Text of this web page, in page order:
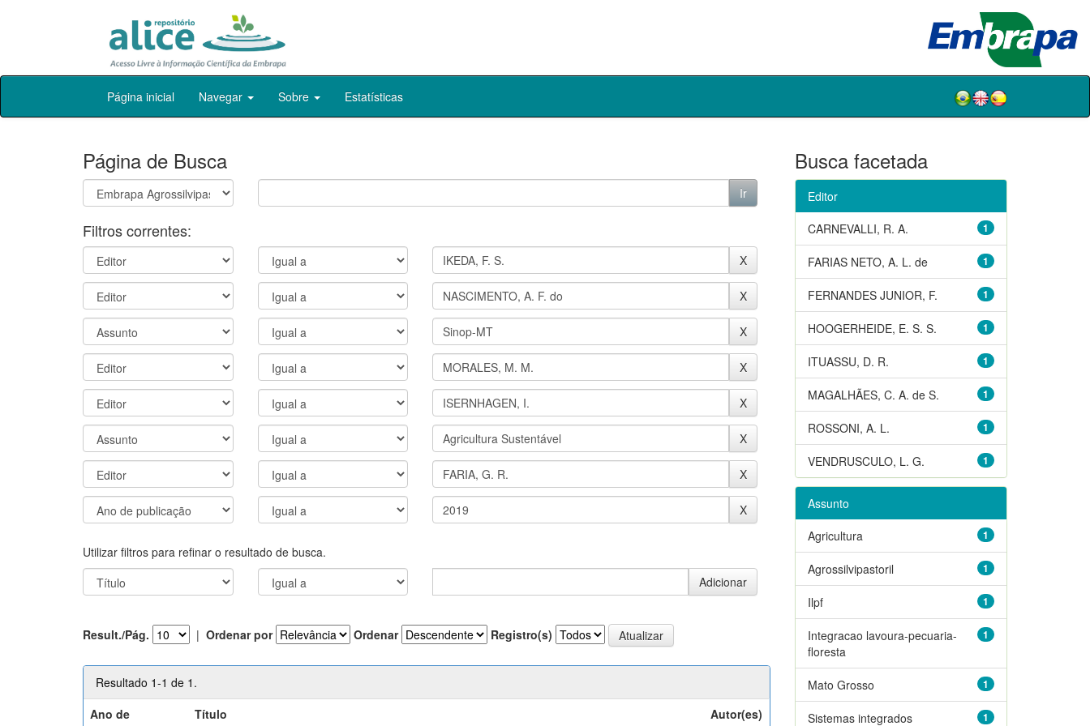
Skip
Página inicial Navegar Sobre Estatísticas
Página de Busca
Filtros correntes:
Utilizar filtros para refinar o resultado de busca.
Result./Pág. | Ordenar por Ordenar Registro(s)
Resultado 1-1 de 1.
Ano de
Título Autor(es)
Busca facetada
Editor
1
CARNEVALLI, R. A.
1
FARIAS NETO, A. L. de
1
FERNANDES JUNIOR, F.
1
HOOGERHEIDE, E. S. S.
1
ITUASSU, D. R.
1
MAGALHÃES, C. A. de S.
1
ROSSONI, A. L.
1
VENDRUSCULO, L. G.
Assunto
1
Agricultura
1
Agrossilvipastoril
1
Ilpf
1
Integracao lavoura-pecuaria-
floresta
1
Mato Grosso
1
Sistemas integrados